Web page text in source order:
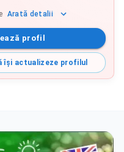
Arată detalii
profil
actualizeze profilul